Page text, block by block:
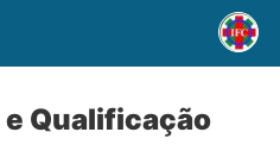
e Qualificação